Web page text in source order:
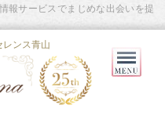
ンス青山
報サービスでまじめな出会いを提